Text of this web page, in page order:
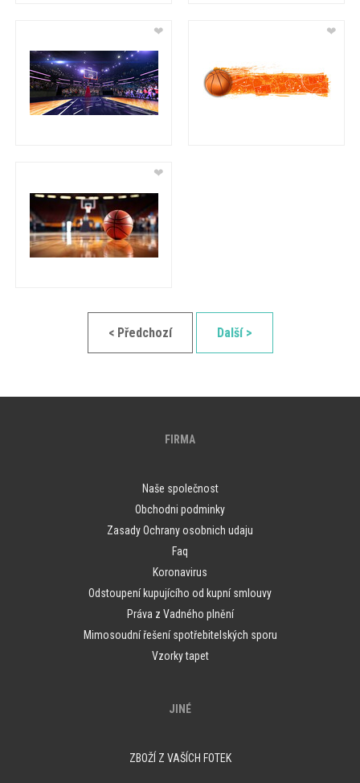
❤ ❤
❤
< Předchozí Další >
FIRMA
Naše společnost
Obchodni podminky
Zasady Ochrany osobnich udaju
Faq
Koronavirus
Odstoupení kupujícího od kupní smlouvy
Práva z Vadného plnění
Mimosoudní řešení spotřebitelských sporu
Vzorky tapet
JINÉ
ZBOŽÍ Z VAŠÍCH FOTEK